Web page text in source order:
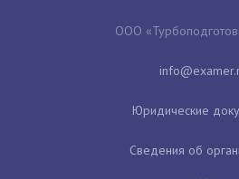
ООО
Юридические
Сведения об